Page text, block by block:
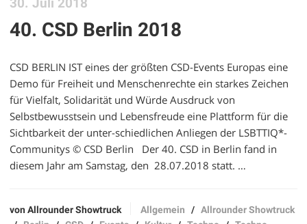
30. Juli 2018
40. CSD Berlin 2018
CSD BERLIN IST eines der größten CSD-Events Europas eine
Demo für Freiheit und Menschenrechte ein starkes Zeichen
für Vielfalt, Solidarität und Würde Ausdruck von
Selbstbewusstsein und Lebensfreude eine Plattform für die
Sichtbarkeit der unter-schiedlichen Anliegen der LSBTTIQ*-
Communitys © CSD Berlin Der 40. CSD in Berlin fand in
diesem Jahr am Samstag, den 28.07.2018 statt. …
von Allrounder Showtruck Allgemein /Allrounder Showtruck